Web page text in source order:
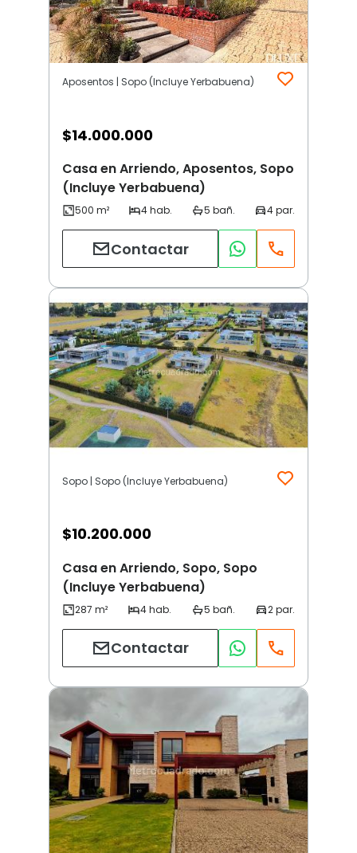
Aposentos | Sopo (Incluye Yerbabuena)
$14.000.000
Casa en Arriendo, Aposentos, Sopo
(Incluye Yerbabuena)
Contactar
Sopo | Sopo (Incluye Yerbabuena)
$10.200.000
Casa en Arriendo, Sopo, Sopo
(Incluye Yerbabuena)
Contactar